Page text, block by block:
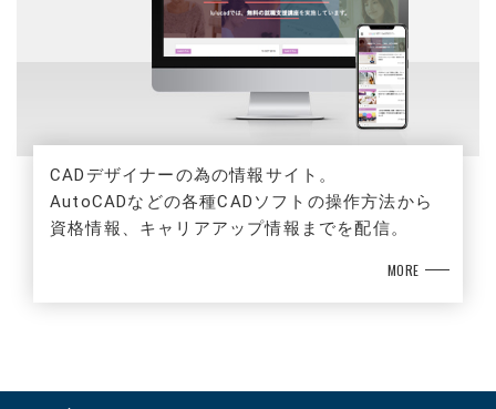
CADデザイナーの為の情報サイト。
AutoCADなどの各種CADソフトの操作方法から
資格情報、キャリアアップ情報までを配信。
MORE